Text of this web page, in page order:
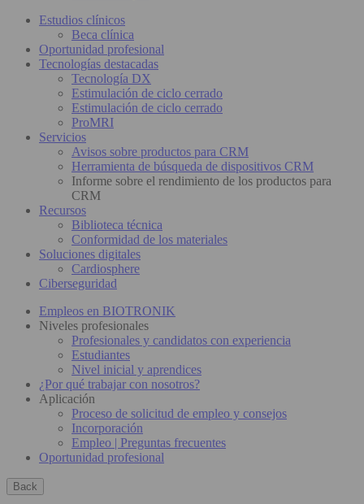
Estudios clínicos
Beca clínica
Oportunidad profesional
Tecnologías destacadas
Tecnología DX
Estimulación de ciclo cerrado
Estimulación de ciclo cerrado
ProMRI
Servicios
Avisos sobre productos para CRM
Herramienta de búsqueda de dispositivos CRM
Informe sobre el rendimiento de los productos para
CRM
Recursos
Biblioteca técnica
Conformidad de los materiales
Soluciones digitales
Cardiosphere
Ciberseguridad
Empleos en BIOTRONIK
Niveles profesionales
Profesionales y candidatos con experiencia
Estudiantes
Nivel inicial y aprendices
¿Por qué trabajar con nosotros?
Aplicación
Proceso de solicitud de empleo y consejos
Incorporación
Empleo | Preguntas frecuentes
Oportunidad profesional
Back